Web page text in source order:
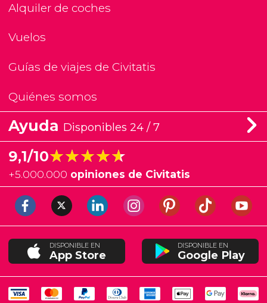
Alquiler de coches
Vuelos
Guías de viajes de Civitatis
Quiénes somos
Ayuda Disponibles 24 / 7
9,1/10★★★★★
★★★★★
+5.000.000 opiniones de Civitatis
DISPONIBLE EN
App Store
DISPONIBLE EN
Google Play